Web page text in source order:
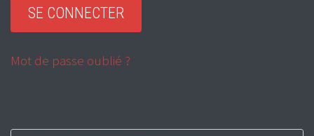
Mot de passe oublié ?